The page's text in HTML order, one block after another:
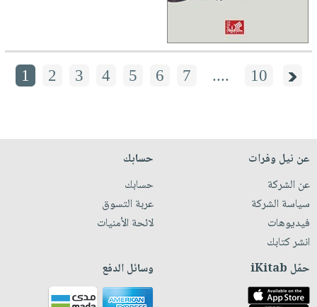
1 2 3 4 5 6 7 .... 10
عن نيل وفرات
عن الشركة
سياسة الشركة
فيديوهات
انشر كتابك
حسابك
حسابك
عربة التسوق
لائحة الأمنيات
حمّل iKitab وسائل الدفع